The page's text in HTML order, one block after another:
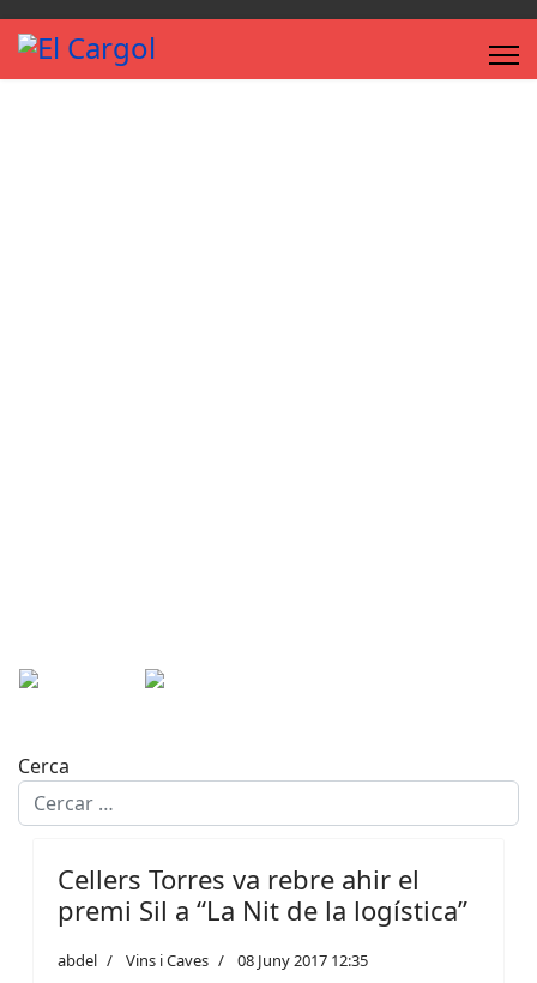
Cerca
Cellers Torres va rebre ahir el
premi Sil a “La Nit de la logística”
abdel Vins i Caves 08 Juny 2017 12:35